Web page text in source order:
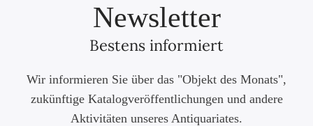
Newsletter
Bestens informiert
Wir informieren Sie über das "Objekt des Monats",
zukünftige Katalogveröffentlichungen und andere
Aktivitäten unseres Antiquariates.